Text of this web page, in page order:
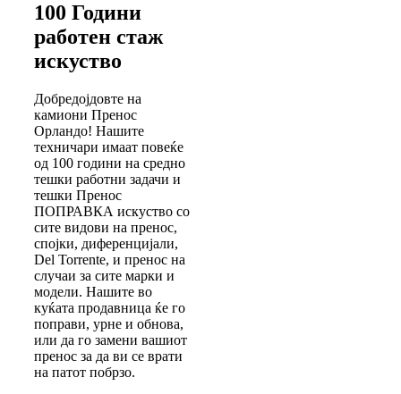
100 Години
работен стаж
искуство
Добредојдовте на
камиони Пренос
Орландо! Нашите
техничари имаат повеќе
од 100 години на средно
тешки работни задачи и
тешки Пренос
ПОПРАВКА искуство со
сите видови на пренос,
спојки, диференцијали,
Del Torrente, и пренос на
случаи за сите марки и
модели. Нашите во
куќата продавница ќе го
поправи, урне и обнова,
или да го замени вашиот
пренос за да ви се врати
на патот побрзо.